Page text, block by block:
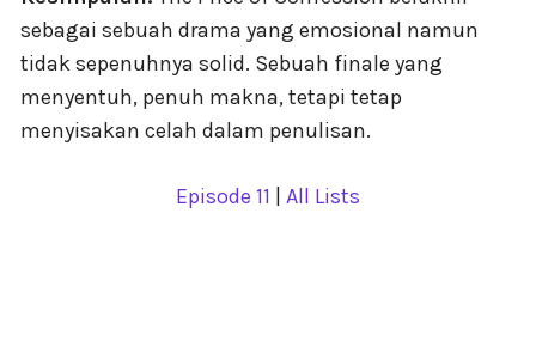
sebagai sebuah drama yang emosional namun
tidak sepenuhnya solid. Sebuah finale yang
menyentuh, penuh makna, tetapi tetap
menyisakan celah dalam penulisan.
Episode 11 | All Lists